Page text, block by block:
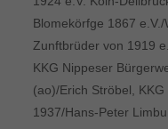
Blomekörfge 1867
Zunftbrüder von 1919
KKG Nippeser
(ao)/Erich Ströbel,
1937/Hans-Peter